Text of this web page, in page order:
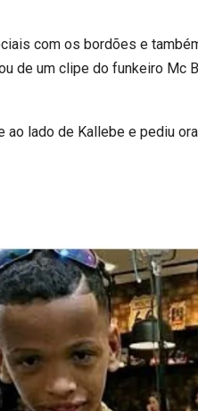
com os bordões e
de um clipe do funkeiro Mc
lado de Kallebe e pediu